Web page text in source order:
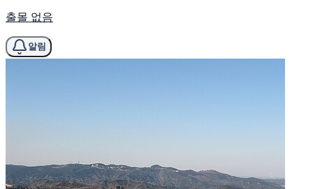
출몰 없음
알림